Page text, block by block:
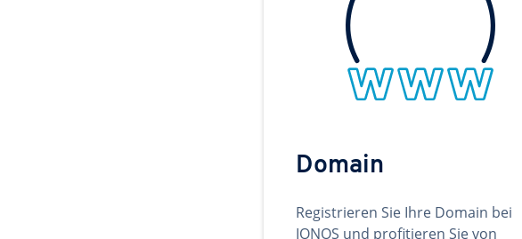
Domain
Registrieren Sie Ihre Domain bei
IONOS und profitieren Sie von